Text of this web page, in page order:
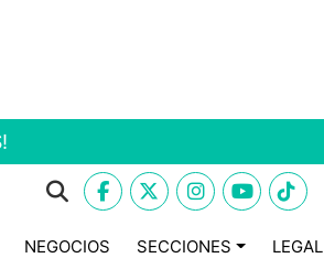
NEGOCIOS SECCIONES LEGAL